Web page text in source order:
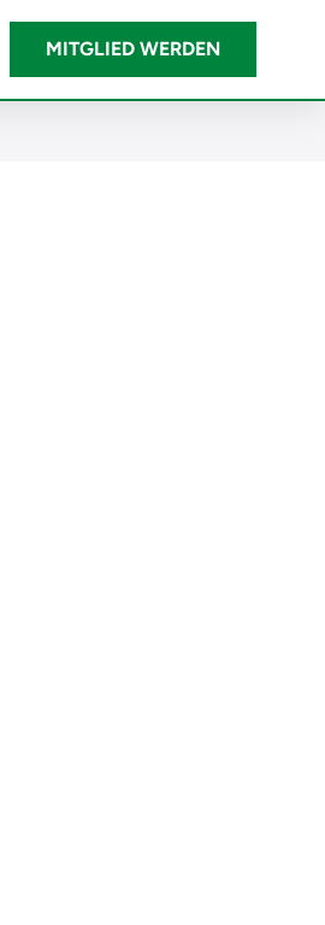
MITGLIED WERDEN